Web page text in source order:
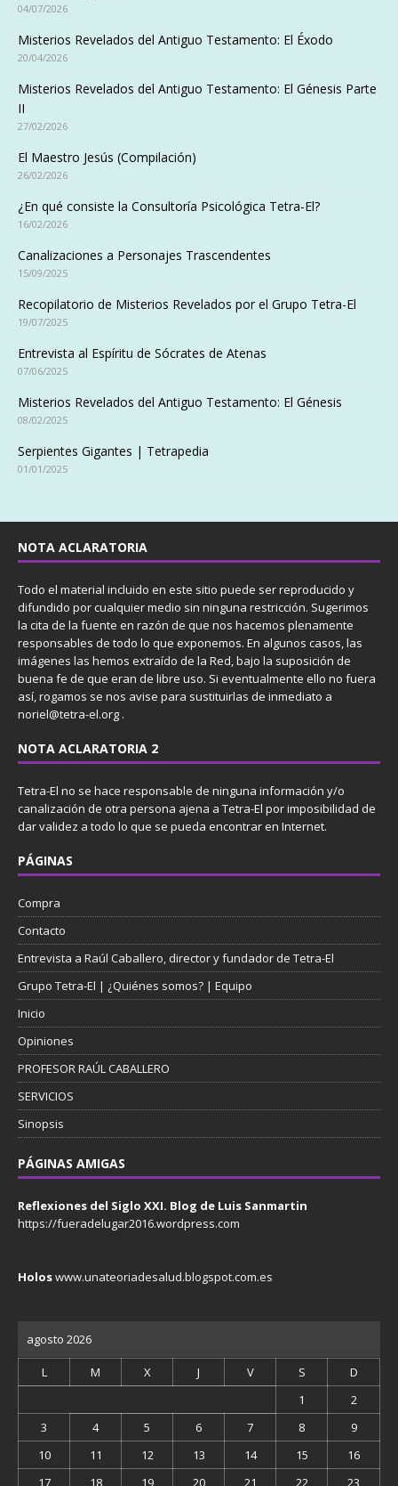
04/07/2026
Misterios Revelados del Antiguo Testamento: El Éxodo
20/04/2026
Misterios Revelados del Antiguo Testamento: El Génesis Parte
II
27/02/2026
El Maestro Jesús (Compilación)
26/02/2026
¿En qué consiste la Consultoría Psicológica Tetra-El?
16/02/2026
Canalizaciones a Personajes Trascendentes
15/09/2025
Recopilatorio de Misterios Revelados por el Grupo Tetra-El
19/07/2025
Entrevista al Espíritu de Sócrates de Atenas
07/06/2025
Misterios Revelados del Antiguo Testamento: El Génesis
08/02/2025
Serpientes Gigantes | Tetrapedia
01/01/2025
NOTA ACLARATORIA
Todo el material incluido en este sitio puede ser reproducido y
difundido por cualquier medio sin ninguna restricción. Sugerimos
la cita de la fuente en razón de que nos hacemos plenamente
responsables de todo lo que exponemos. En algunos casos, las
imágenes las hemos extraído de la Red, bajo la suposición de
buena fe de que eran de libre uso. Si eventualmente ello no fuera
así, rogamos se nos avise para sustituirlas de inmediato a
noriel@tetra-el.org .
NOTA ACLARATORIA 2
Tetra-El no se hace responsable de ninguna información y/o
canalización de otra persona ajena a Tetra-El por imposibilidad de
dar validez a todo lo que se pueda encontrar en Internet.
PÁGINAS
Compra
Contacto
Entrevista a Raúl Caballero, director y fundador de Tetra-El
Grupo Tetra-El | ¿Quiénes somos? | Equipo
Inicio
Opiniones
PROFESOR RAÚL CABALLERO
SERVICIOS
Sinopsis
PÁGINAS AMIGAS
Reflexiones del Siglo XXI. Blog de Luis Sanmartin
https://fueradelugar2016.wordpress.com
Holoswww.unateoriadesalud.blogspot.com.es
agosto 2026
L M X J V S
D
1
2
3
4 5 6 7 8
9
10
11 12 13 14 15
16
17
18 19 20 21 22 23